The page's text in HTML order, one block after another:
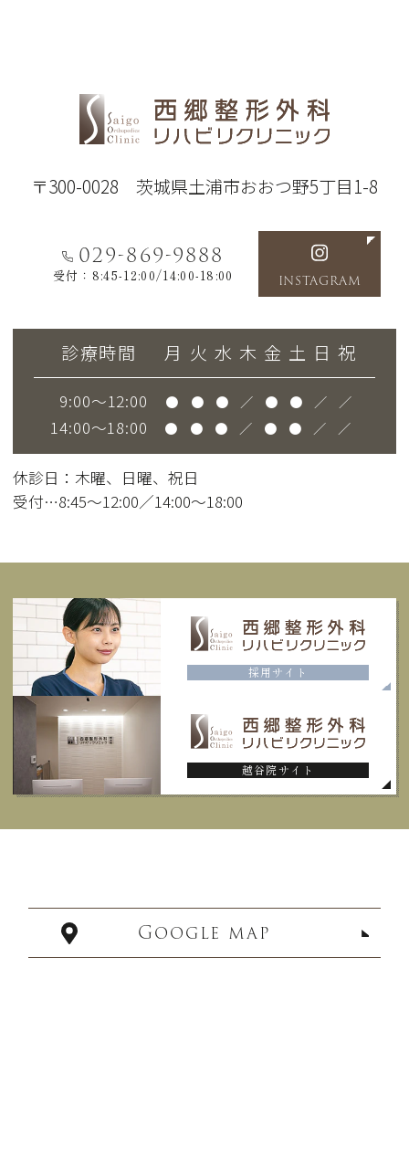
〒300-0028 茨城県土浦市おおつ野5丁目1-8
029-869-9888
受付：8:45-12:00/14:00-18:00
INSTAGRAM
診療時間 月 火 水 木 金 土 日 祝
9:00～12:00 ● ● ● ／ ● ● ／ ／
14:00～18:00 ● ● ● ／ ● ● ／ ／
休診日：木曜、日曜、祝日
受付…8:45〜12:00／14:00～18:00
採用サイト
越谷院サイト
Google map